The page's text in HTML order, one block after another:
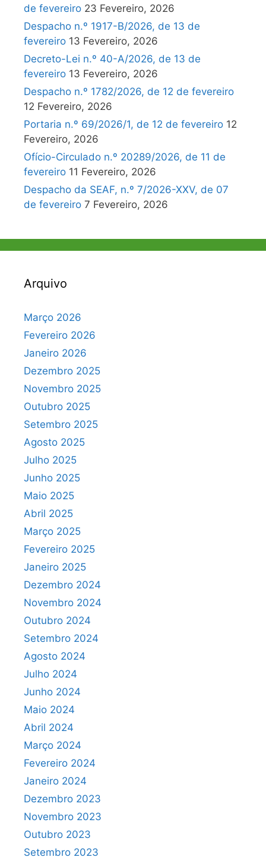
de fevereiro 23 Fevereiro, 2026
Despacho n.º 1917-B/2026, de 13 de
fevereiro 13 Fevereiro, 2026
Decreto-Lei n.º 40-A/2026, de 13 de
fevereiro 13 Fevereiro, 2026
Despacho n.º 1782/2026, de 12 de fevereiro
12 Fevereiro, 2026
Portaria n.º 69/2026/1, de 12 de fevereiro 12
Fevereiro, 2026
Ofício-Circulado n.º 20289/2026, de 11 de
fevereiro 11 Fevereiro, 2026
Despacho da SEAF, n.º 7/2026-XXV, de 07
de fevereiro 7 Fevereiro, 2026
Arquivo
Março 2026
Fevereiro 2026
Janeiro 2026
Dezembro 2025
Novembro 2025
Outubro 2025
Setembro 2025
Agosto 2025
Julho 2025
Junho 2025
Maio 2025
Abril 2025
Março 2025
Fevereiro 2025
Janeiro 2025
Dezembro 2024
Novembro 2024
Outubro 2024
Setembro 2024
Agosto 2024
Julho 2024
Junho 2024
Maio 2024
Abril 2024
Março 2024
Fevereiro 2024
Janeiro 2024
Dezembro 2023
Novembro 2023
Outubro 2023
Setembro 2023